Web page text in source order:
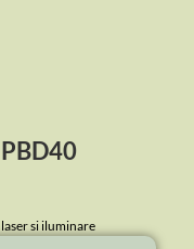
si iluminare